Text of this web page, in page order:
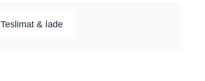
Teslimat & İade